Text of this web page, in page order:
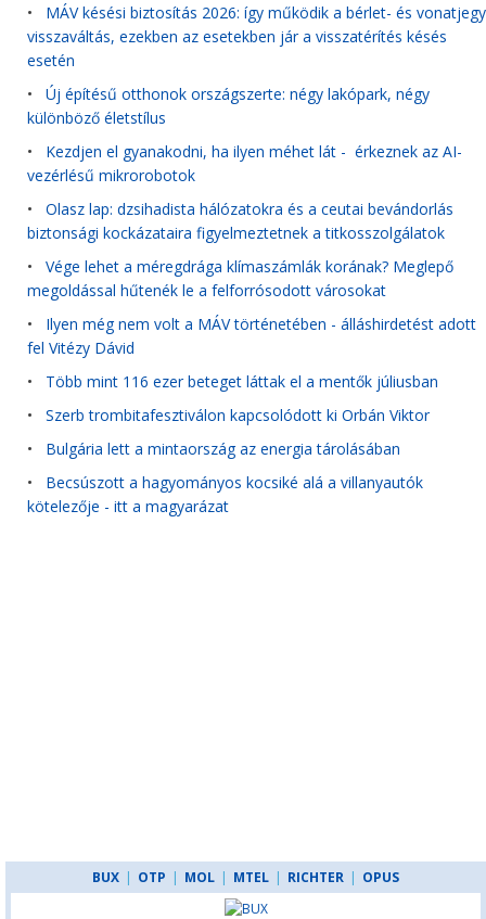
• MÁV késési biztosítás 2026: így működik a bérlet- és vonatjegy
visszaváltás, ezekben az esetekben jár a visszatérítés késés
esetén
• Új építésű otthonok országszerte: négy lakópark, négy
különböző életstílus
• Kezdjen el gyanakodni, ha ilyen méhet lát - érkeznek az AI-
vezérlésű mikrorobotok
• Olasz lap: dzsihadista hálózatokra és a ceutai bevándorlás
biztonsági kockázataira figyelmeztetnek a titkosszolgálatok
• Vége lehet a méregdrága klímaszámlák korának? Meglepő
megoldással hűtenék le a felforrósodott városokat
• Ilyen még nem volt a MÁV történetében - álláshirdetést adott
fel Vitézy Dávid
• Több mint 116 ezer beteget láttak el a mentők júliusban
• Szerb trombitafesztiválon kapcsolódott ki Orbán Viktor
• Bulgária lett a mintaország az energia tárolásában
• Becsúszott a hagyományos kocsiké alá a villanyautók
kötelezője - itt a magyarázat
BUX | OTP | MOL | MTEL | RICHTER | OPUS